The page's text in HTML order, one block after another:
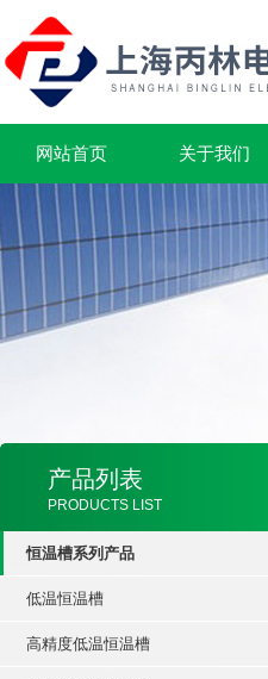
网站首页 关于我们
产品列表
PRODUCTS LIST
恒温槽系列产品
低温恒温槽
高精度低温恒温槽